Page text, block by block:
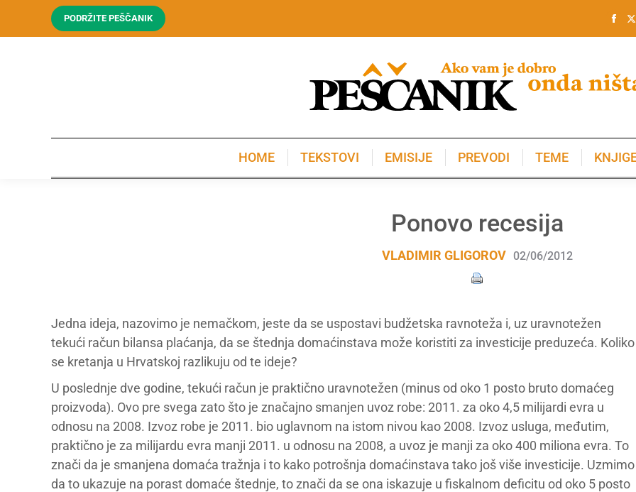
PODRŽITE PEŠČANIK
HOME TEKSTOVI EMISIJE PREVODI TEME
Ponovo recesija
VLADIMIR GLIGOROV 02/06/2012
Jedna ideja, nazovimo je nemačkom, jeste da se uspostavi budžetska ravnoteža i, uz uravnotežen
tekući račun bilansa plaćanja, da se štednja domaćinstava može koristiti za investicije preduzeća. Koliko
se kretanja u Hrvatskoj razlikuju od te ideje?
U poslednje dve godine, tekući račun je praktično uravnotežen (minus od oko 1 posto bruto domaćeg
proizvoda). Ovo pre svega zato što je značajno smanjen uvoz robe: 2011. za oko 4,5 milijardi evra u
odnosu na 2008. Izvoz robe je 2011. bio uglavnom na istom nivou kao 2008. Izvoz usluga, međutim,
praktično je za milijardu evra manji 2011. u odnosu na 2008, a uvoz je manji za oko 400 miliona evra. To
znači da je smanjena domaća tražnja i to kako potrošnja domaćinstava tako još više investicije. Uzmimo
da to ukazuje na porast domaće štednje, to znači da se ona iskazuje u fiskalnom deficitu od oko 5 posto